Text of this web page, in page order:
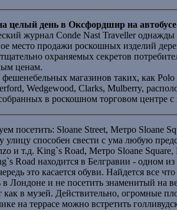
целый день в Оксфордшир на
журнал Conde Nast Traveller
место продажи роскошных изделий
охраняемых секретов
ценам.
фешенебельных магазинов таких, как
Wedgewood, Clarks, Mulberry,
в роскошном торговом центре
посетить: Sloane Street, Метро Sloane
улицу способен свести с ума любую
и т.д. King`s Road, Метро Sloane
Road находится в Белгравии - одном
это касается обуви. Найдется все
Лондоне и не посетить знаменитый на
как в музей. Действительно, огромные
на террасе можно встретить